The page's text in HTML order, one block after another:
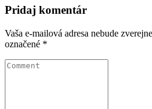
Pridaj komentár
Vaša e-mailová adresa nebude
označené *